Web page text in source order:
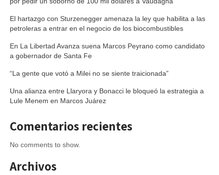
El hartazgo con Sturzenegger amenaza la ley que habilita a las
petroleras a entrar en el negocio de los biocombustibles
En La Libertad Avanza suena Marcos Peyrano como candidato
a gobernador de Santa Fe
“La gente que votó a Milei no se siente traicionada”
Una alianza entre Llaryora y Bonacci le bloqueó la estrategia a
Lule Menem en Marcos Juárez
Comentarios recientes
No comments to show.
Archivos